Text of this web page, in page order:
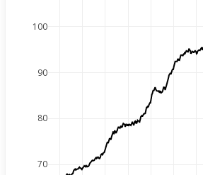
70
80
90
100